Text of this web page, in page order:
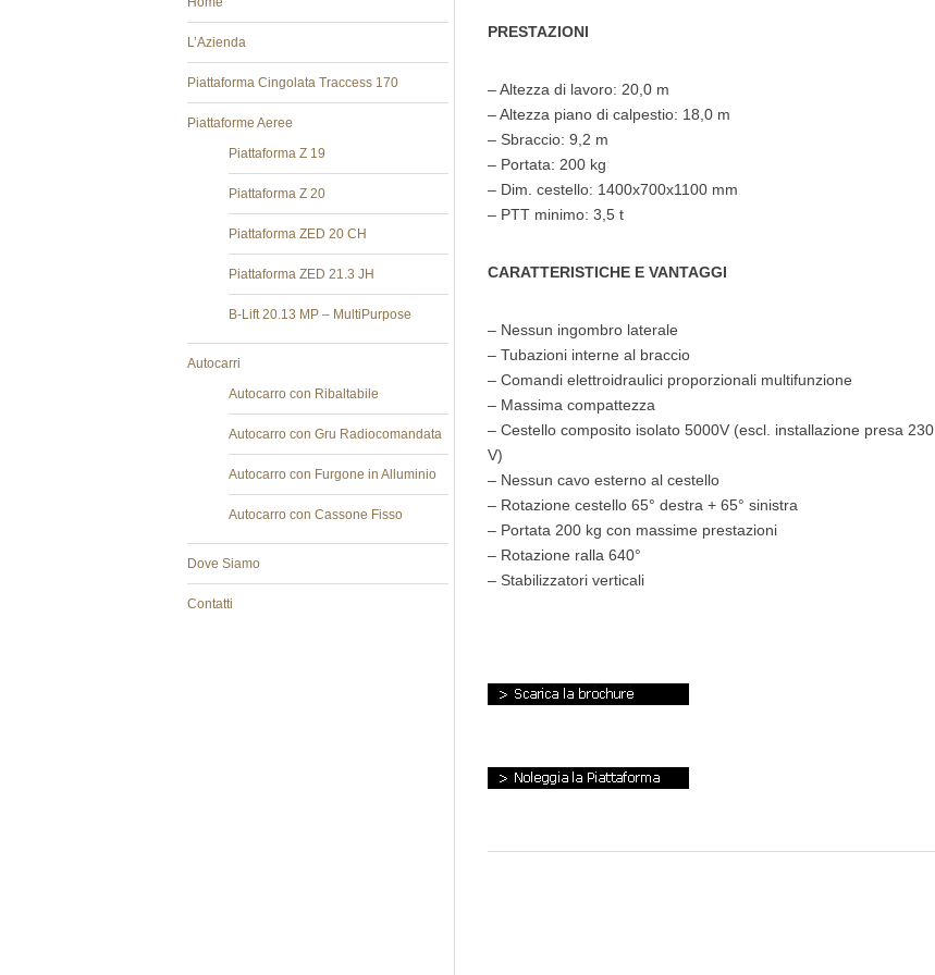
PRESTAZIONI
– Altezza di lavoro: 20,0 m
– Altezza piano di calpestio: 18,0 m
– Sbraccio: 9,2 m
– Portata: 200 kg
– Dim. cestello: 1400x700x1100 mm
– PTT minimo: 3,5 t
CARATTERISTICHE E VANTAGGI
– Nessun ingombro laterale
– Tubazioni interne al braccio
– Comandi elettroidraulici proporzionali multifunzione
– Massima compattezza
– Cestello composito isolato 5000V (escl. installazione presa 230
V)
– Nessun cavo esterno al cestello
– Rotazione cestello 65° destra + 65° sinistra
– Portata 200 kg con massime prestazioni
– Rotazione ralla 640°
– Stabilizzatori verticali
L’Azienda
Piattaforma Cingolata Traccess 170
Piattaforme Aeree
Piattaforma Z 19
Piattaforma Z 20
Piattaforma ZED 20 CH
Piattaforma ZED 21.3 JH
B-Lift 20.13 MP – MultiPurpose
Autocarri
Autocarro con Ribaltabile
Autocarro con Gru Radiocomandata
Autocarro con Furgone in Alluminio
Autocarro con Cassone Fisso
Dove Siamo
Contatti